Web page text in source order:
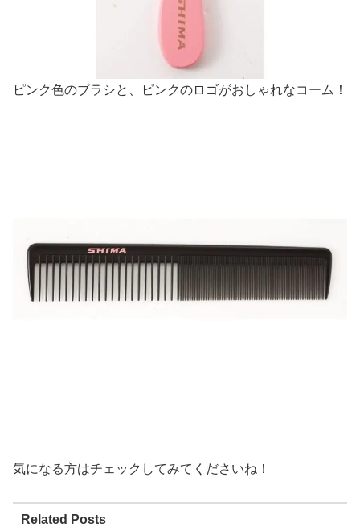
ピンク色のブラシと、ピンクのロゴがおしゃれなコーム！
気になる方はチェックしてみてくださいね！
Related Posts